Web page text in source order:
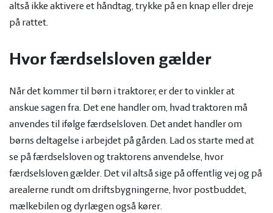
altså ikke aktivere et håndtag, trykke på en knap eller dreje
på rattet.
Hvor færdselsloven gælder
Når det kommer til børn i traktorer, er der to vinkler at
anskue sagen fra. Det ene handler om, hvad traktoren må
anvendes til ifølge færdselsloven. Det andet handler om
børns deltagelse i arbejdet på gården. Lad os starte med at
se på færdselsloven og traktorens anvendelse, hvor
færdselsloven gælder. Det vil altså sige på offentlig vej og på
arealerne rundt om driftsbygningerne, hvor postbuddet,
mælkebilen og dyrlægen også kører.